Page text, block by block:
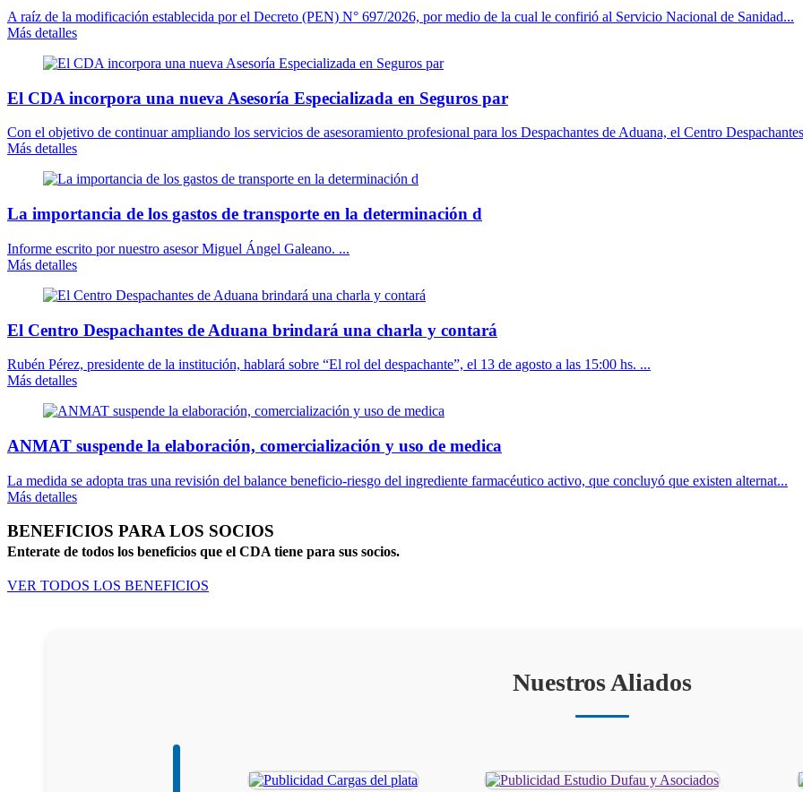
A raíz de la modificación establecida por el Decreto (PEN) N° 697/2026, por medio de la cual le confirió al Servicio Nacional de Sanidad...
Más detalles
El CDA incorpora una nueva Asesoría Especializada en Seguros par
Con el objetivo de continuar ampliando los servicios de asesoramiento profesional para los Despachantes de Aduana, el Centro
Más detalles
La importancia de los gastos de transporte en la determinación d
Informe escrito por nuestro asesor Miguel Ángel Galeano. ...
Más detalles
El Centro Despachantes de Aduana brindará una charla y contará
Rubén Pérez, presidente de la institución, hablará sobre “El rol del despachante”, el 13 de agosto a las 15:00 hs. ...
Más detalles
ANMAT suspende la elaboración, comercialización y uso de medica
La medida se adopta tras una revisión del balance beneficio-riesgo del ingrediente farmacéutico activo, que concluyó que existen alternat...
Más detalles
BENEFICIOS PARA LOS SOCIOS
Enterate de todos los beneficios que el CDA tiene para sus socios.
VER TODOS LOS BENEFICIOS
Nuestros Aliados